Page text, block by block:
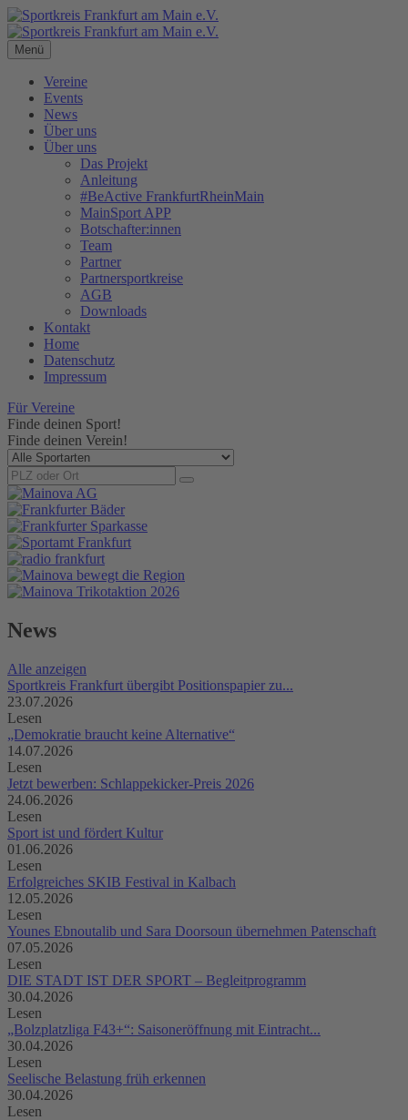
Menü
Vereine
Events
News
Über uns
Über uns
Das Projekt
Anleitung
#BeActive FrankfurtRheinMain
MainSport APP
Botschafter:innen
Team
Partner
Partnersportkreise
AGB
Downloads
Kontakt
Home
Datenschutz
Impressum
Für Vereine
Finde deinen Sport!
Finde deinen Verein!
News
Alle anzeigen
Sportkreis Frankfurt übergibt Positionspapier zu...
23.07.2026
Lesen
„Demokratie braucht keine Alternative“
14.07.2026
Lesen
Jetzt bewerben: Schlappekicker-Preis 2026
24.06.2026
Lesen
Sport ist und fördert Kultur
01.06.2026
Lesen
Erfolgreiches SKIB Festival in Kalbach
12.05.2026
Lesen
Younes Ebnoutalib und Sara Doorsoun übernehmen Patenschaft
07.05.2026
Lesen
DIE STADT IST DER SPORT – Begleitprogramm
30.04.2026
Lesen
„Bolzplatzliga F43+“: Saisoneröffnung mit Eintracht...
30.04.2026
Lesen
Seelische Belastung früh erkennen
30.04.2026
Lesen